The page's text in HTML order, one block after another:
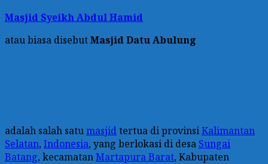
Masjid Syeikh Abdul Hamid
atau biasa disebutMasjid Datu Abulung
adalah salah satumasjidtertua di provinsiKalimantan
Selatan, Indonesia, yang berlokasi di desa Sungai
Batang, kecamatanMartapura Barat, Kabupaten